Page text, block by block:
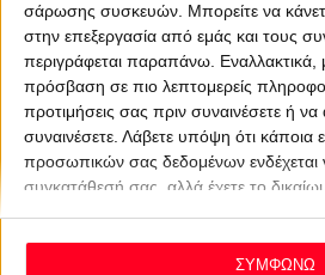
σάρωσης συσκευών. Μπορείτε να κάνετε
στην επεξεργασία από εμάς και τους
περιγράφεται παραπάνω. Εναλλακτικά,
πρόσβαση σε πιο λεπτομερείς
προτιμήσεις σας πριν συναινέσετε ή να
συναινέσετε. Λάβετε υπόψη ότι κάποια
προσωπικών σας δεδομένων ενδέχεται
συγκατάθεσή σας, αλλά έχετε το
ανακαλέσετε τη συγκατάθεσή σας ανά
ΣΥΜΦΩΝΩ